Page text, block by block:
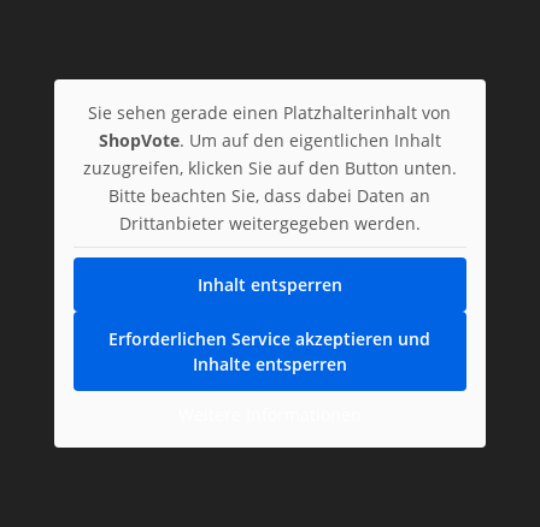
Sie sehen gerade einen Platzhalterinhalt von
ShopVote. Um auf den eigentlichen Inhalt
zuzugreifen, klicken Sie auf den Button unten.
Bitte beachten Sie, dass dabei Daten an
Drittanbieter weitergegeben werden.
Inhalt entsperren
Erforderlichen Service akzeptieren und
Inhalte entsperren